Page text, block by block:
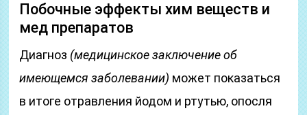
Побочные эффекты хим веществ и
мед препаратов
Диагноз (медицинское заключение об
имеющемся заболевании) может показаться
в итоге отравления йодом и ртутью, опосля